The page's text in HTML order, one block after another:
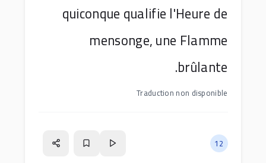
quiconque qualifie l'Heure de
mensonge, une Flamme
brûlante.
Traduction non disponible
12